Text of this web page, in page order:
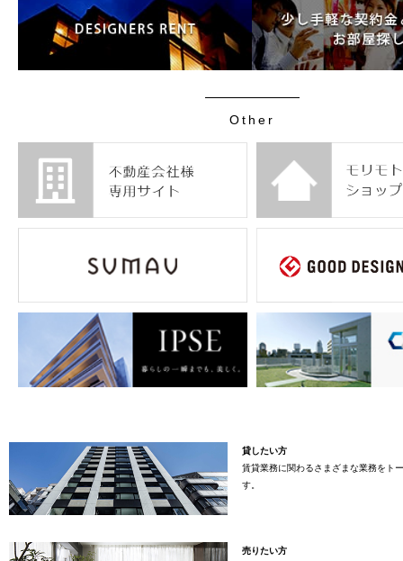
Other
貸したい方
賃貸業務に関わるさまざまな業務をト
す。
売りたい方